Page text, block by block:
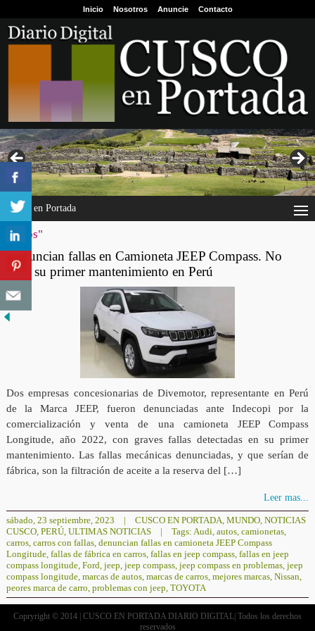
Inicio Nosotros Anuncie Contacto
Cusco en Portada
"autos"
Denuncian fallas en Camioneta JEEP Compass. No
pasó su primer mantenimiento en Perú
Dos empresas concesionarias de Divemotor, representante en Perú
de la Marca JEEP, fueron denunciadas ante Indecopi por la
comercialización y venta de una camioneta JEEP Compass
Longitude, año 2022, con graves fallas detectadas en su primer
mantenimiento. Las fallas mecánicas denunciadas, y que serían de
fábrica, son la filtración de aceite a la reserva del […]
Leer mas...
sábado, 23 septiembre, 2023 | CUSCO EN PORTADA, MUNDO, NOTICIAS
CUSCO, PERÚ, ULTIMAS NOTICIAS | Tags: Audi, autos, camionetas,
carros, carros con fallas, denuncian fallas en camioneta JEEP Compass
Longitude, fallas de fábrica en carros, fallas en jeep compass, fallas en jeep
compass longitude, Ford, jeep, jeep compass, jeep compass en problemas, jeep
compass longitude, marcas de autos, marcas de carros, mejores marcas, Nissan,
peores marca de carro, problemas con jeep, TOYOTA
Copryright © 2014 | CUSCO EN PORTADA DIARIO DIGITAL| Todos los derechos
reservados